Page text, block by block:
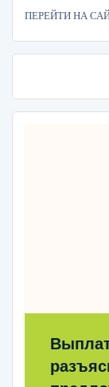
ПЕРЕЙТИ НА